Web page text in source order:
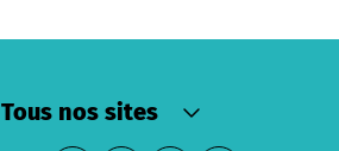
Tous nos sites